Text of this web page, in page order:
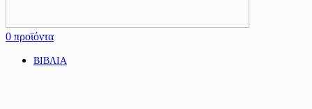
0 προϊόντα
ΒΙΒΛΙΑ